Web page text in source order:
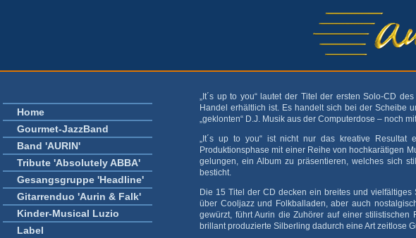
Home
Gourmet-JazzBand
Band 'AURIN'
Tribute 'Absolutely ABBA'
Gesangsgruppe 'Headline'
Gitarrenduo 'Aurin & Falk'
Kinder-Musical Luzio
Label
„It´s up to you“ lautet der Titel der ersten Solo-CD
Handel erhältlich ist. Es handelt sich bei der Scheibe
„geklonten“ D.J. Musik aus der Computerdose – noch
„It´s up to you“ ist nicht nur das kreative Resultat
Produktionsphase mit einer Reihe von hochkarätigen
gelungen, ein Album zu präsentieren, welches sich
besticht.
Die 15 Titel der CD decken ein breites und
über Cooljazz und Folkballaden, aber auch
gewürzt, führt Aurin die Zuhörer auf einer
brillant produzierte Silberling dadurch eine Art zeitlose